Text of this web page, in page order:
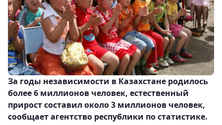
За годы независимости в Казахстане родилось
более 6 миллионов человек, естественный
прирост составил около 3 миллионов человек,
сообщает агентство республики по статистике.